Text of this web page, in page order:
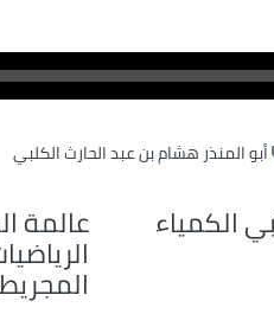
أبو المنذر هشام بن عبد الحارث الكلبي
الكمياء عالمة